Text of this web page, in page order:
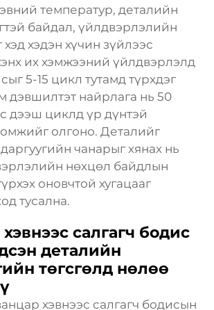
температур, деталийн
байдал, үйлдвэрлэлийн
хэдэн хүчин зүйлээс
их хэмжээний үйлдвэрлэлд
5-15 цикл тутамд түрхдэг
дэвшилтэт найрлага нь 50
дээш циклд үр дүнтэй
олгоно. Деталийг
чанарыг хянах нь
нөхцөл байдлын
оновчтой хугацааг
тусална.
салгагч бодис
деталийн
төгсгөлд нөлөө
хэвнээс салгагч бодисын